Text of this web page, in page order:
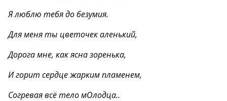
Я люблю тебя до безумия.
Для меня ты цветочек аленький,
Дорога мне, как ясна зоренька,
И горит сердце жарким пламенем,
Согревая всё тело мОлодца..